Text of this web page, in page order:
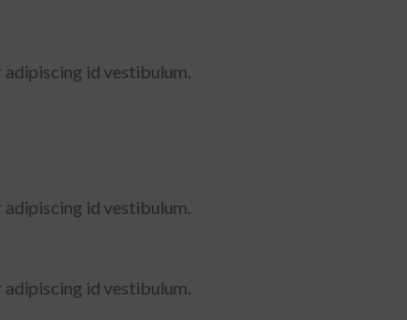
adipiscing id vestibulum.
adipiscing id vestibulum.
adipiscing id vestibulum.